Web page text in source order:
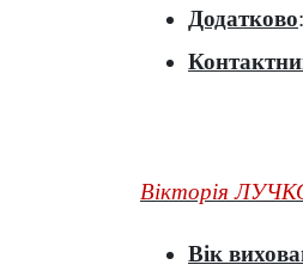
Додатково
Вікторія
Вік